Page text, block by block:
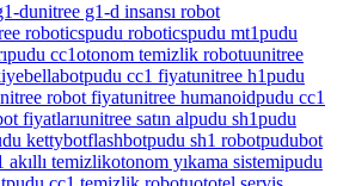
dunitree g1-d insansı robot
roboticspudu roboticspudu mt1pudu
pudu cc1otonom temizlik robotuunitree
bellabotpudu cc1 fiyatunitree h1pudu
robot fiyatunitree humanoidpudu cc1
fiyatlarıunitree satın alpudu sh1pudu
kettybotflashbotpudu sh1 robotpudubot
akıllı temizlikotonom yıkama sistemipudu